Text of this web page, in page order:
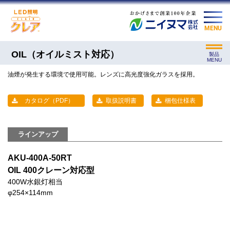
MENU
OIL（オイルミスト対応）
製品
MENU
油煙が発生する環境で使用可能。レンズに高光度強化ガラスを採用。
カタログ（PDF） 取扱説明書 梱包仕様表
ラインアップ
AKU-400A-50RT
OIL 400クレーン対応型
400W水銀灯相当
φ254×114mm